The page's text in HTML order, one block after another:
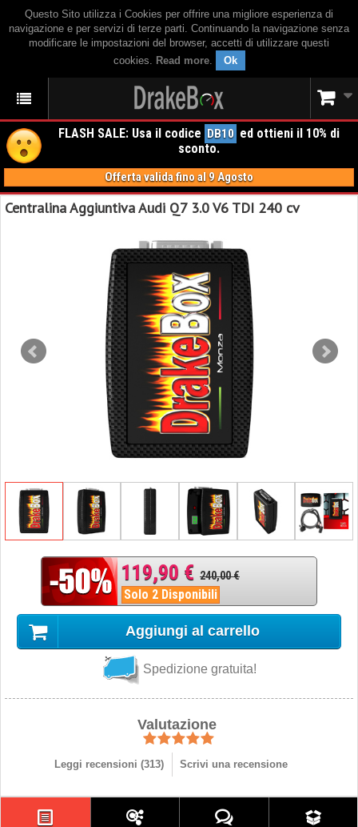
Questo Sito utilizza i Cookies per offrire una migliore esperienza di
navigazione e per servizi di terze parti. Continuando la navigazione senza
modificare le impostazioni del browser, accetti di utilizzare questi
cookies. Read more. Ok
FLASH SALE: Usa il codice DB10 ed ottieni il 10% di
sconto.
Offerta valida fino al 9 Agosto
Centralina Aggiuntiva Audi Q7 3.0 V6 TDI 240 cv
119,90 € 240,00 €
Solo 2 Disponibili
Aggiungi al carrello
Spedizione gratuita!
Valutazione
Leggi recensioni (313) Scrivi una recensione